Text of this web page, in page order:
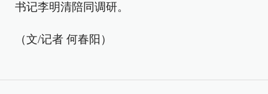
书记李明清陪同调研。
（文/记者 何春阳）